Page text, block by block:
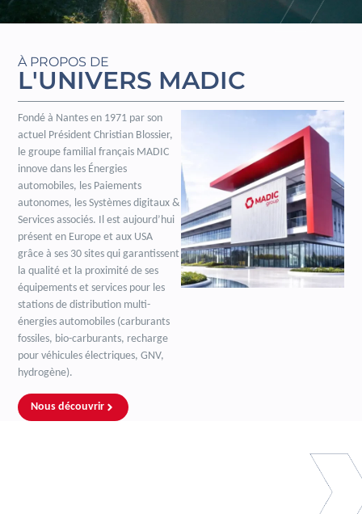
À PROPOS DE
L'UNIVERS MADIC
Fondé à Nantes en 1971 par son
actuel Président Christian Blossier,
le groupe familial français MADIC
innove dans les Énergies
automobiles, les Paiements
autonomes, les Systèmes digitaux &
Services associés. Il est aujourd’hui
présent en Europe et aux USA
grâce à ses 30 sites qui garantissent
la qualité et la proximité de ses
équipements et services pour les
stations de distribution multi-
énergies automobiles (carburants
fossiles, bio-carburants, recharge
pour véhicules électriques, GNV,
hydrogène).
Nous découvrir